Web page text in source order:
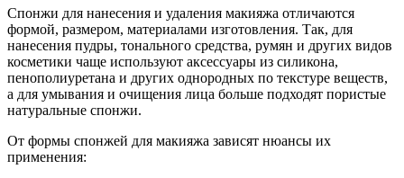
Спонжи для нанесения и удаления макияжа отличаются
формой, размером, материалами изготовления. Так, для
нанесения пудры, тонального средства, румян и других видов
косметики чаще используют аксессуары из силикона,
пенополиуретана и других однородных по текстуре веществ,
а для умывания и очищения лица больше подходят пористые
натуральные спонжи.
От формы спонжей для макияжа зависят нюансы их
применения: